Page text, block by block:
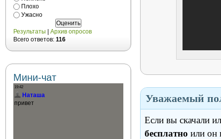
Уважаемый
Если вы скачали
бесплатно или он
Плохо
Ужасно
Результаты
Архив опросов
Всего ответов: 116
Мини-чат